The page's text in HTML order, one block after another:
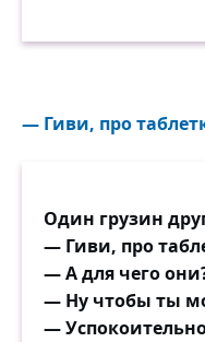
— Гиви, про
Один грузин
— Гиви, про
— А для чего
— Ну чтобы ты
—